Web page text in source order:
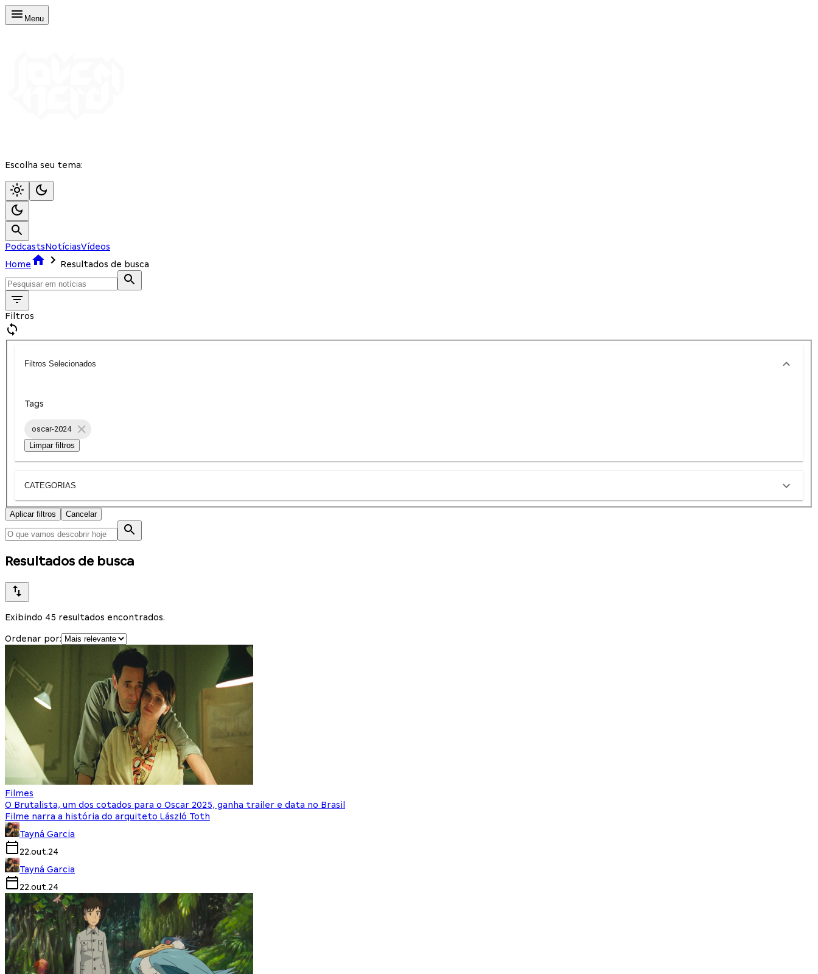
Menu
Escolha seu tema:
PodcastsNotíciasVídeos
Home
Resultados de busca
Filtros
Filtros Selecionados
Tags
oscar-2024
Limpar filtros
CATEGORIAS
Aplicar filtros Cancelar
Resultados de busca
Exibindo 45 resultados encontrados.
Ordenar por:
Filmes
O Brutalista, um dos cotados para o Oscar 2025, ganha trailer e data no Brasil
Filme narra a história do arquiteto László Toth
Tayná Garcia
22.out.24
Tayná Garcia
22.out.24